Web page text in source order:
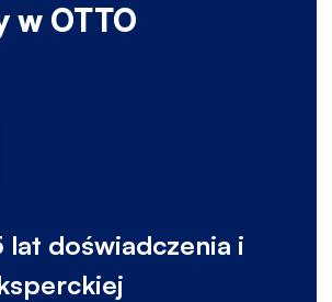
w OTTO
lat doświadczenia i